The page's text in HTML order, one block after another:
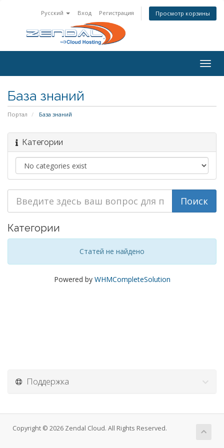
Русский Вход Регистрация Просмотр корзины
База знаний
Портал База знаний
Категории
Категории
Статей не найдено
Powered by WHMCompleteSolution
Поддержка
Copyright © 2026 Zendal Cloud. All Rights Reserved.